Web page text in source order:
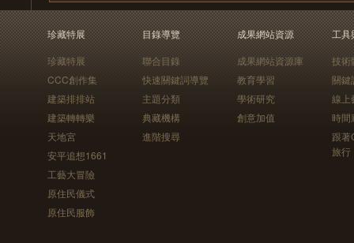
珍藏特展
珍藏特展
CCC創作集
建築排排站
建築轉轉樂
天地宮
安平追想1661
工藝大冒險
原住民儀式
原住民服飾
目錄導覽
聯合目錄
快速關鍵詞導覽
主題分類
典藏機構
進階搜尋
成果網站資源
成果網站資源庫
教育學習
學術研究
創意加值
工具
技術
關鍵
線上
時間
跟
旅行